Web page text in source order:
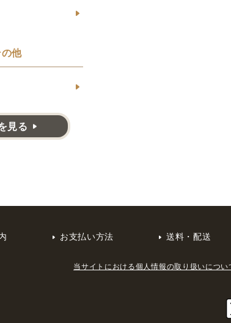
他
見る
お支払い方法 送料・配送
当サイトにおける個人情報の取り扱いについ